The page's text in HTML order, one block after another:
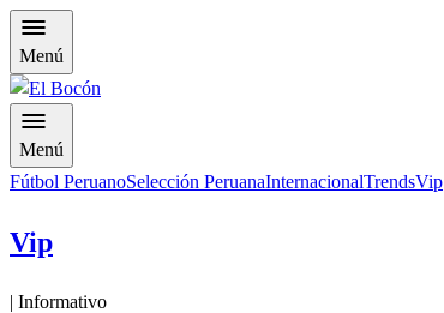
Menú
Menú
Fútbol PeruanoSelección PeruanaInternacionalTrendsVip
Vip
| Informativo